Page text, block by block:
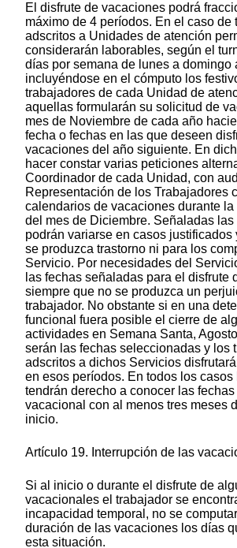
El disfrute de vacaciones podrá
máximo de 4 períodos. En el caso de
adscritos a Unidades de atención
considerarán laborables, según el
días por semana de lunes a domingo
incluyéndose en el cómputo los
trabajadores de cada Unidad de
aquellas formularán su solicitud de
mes de Noviembre de cada año
fecha o fechas en las que deseen
vacaciones del año siguiente. En
hacer constar varias peticiones
Coordinador de cada Unidad, con
Representación de los Trabajadores
calendarios de vacaciones durante
del mes de Diciembre. Señaladas
podrán variarse en casos justificados
se produzca trastorno ni para los
Servicio. Por necesidades del
las fechas señaladas para el disfrute
siempre que no se produzca un
trabajador. No obstante si en una
funcional fuera posible el cierre de
actividades en Semana Santa,
serán las fechas seleccionadas y los
adscritos a dichos Servicios
en esos períodos. En todos los
tendrán derecho a conocer las
vacacional con al menos tres meses
inicio.
Artículo 19. Interrupción de las
Si al inicio o durante el disfrute de
vacacionales el trabajador se
incapacidad temporal, no se
duración de las vacaciones los días
esta situación.